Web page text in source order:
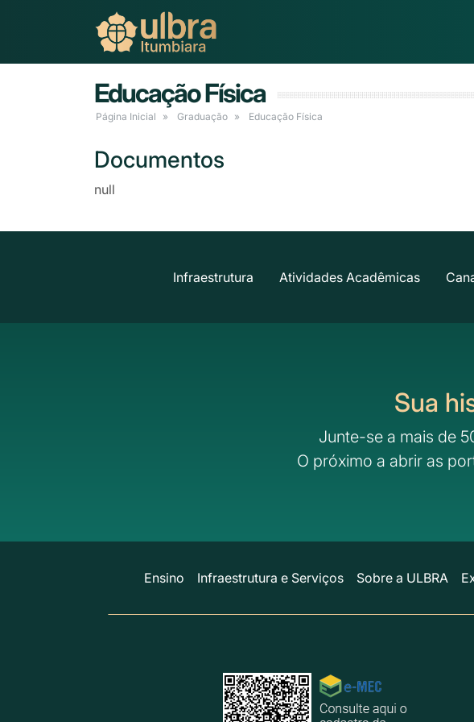
Educação Física
Página Inicial Graduação Educação Física
Documentos
null
Infraestrutura Atividades Acadêmicas
Sua
Junte-se a mais de
O próximo a abrir as
Ensino Infraestrutura e Serviços Sobre a ULBRA